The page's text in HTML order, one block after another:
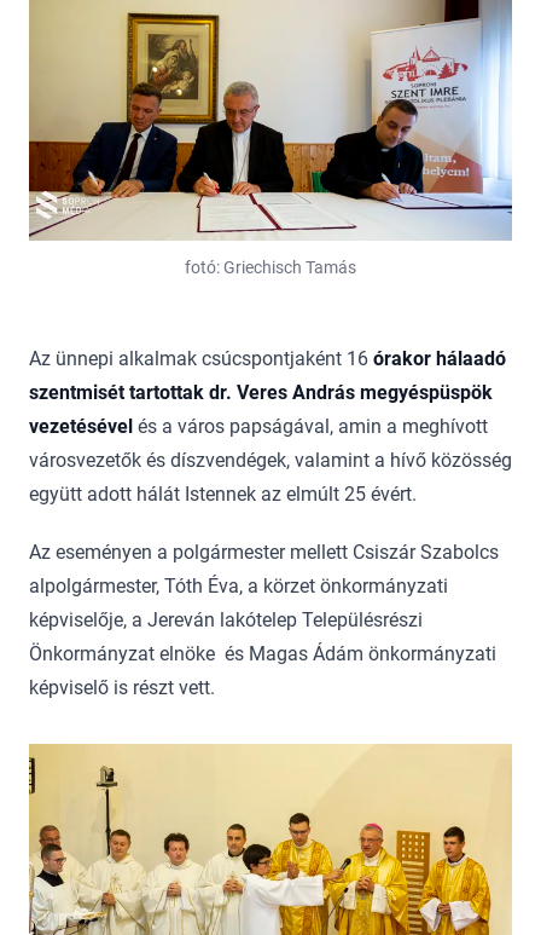
fotó: Griechisch Tamás
Az ünnepi alkalmak csúcspontjaként 16 órakor hálaadó
szentmisét tartottak dr. Veres András megyéspüspök
vezetésével és a város papságával, amin a meghívott
városvezetők és díszvendégek, valamint a hívő közösség
együtt adott hálát Istennek az elmúlt 25 évért.
Az eseményen a polgármester mellett Csiszár Szabolcs
alpolgármester, Tóth Éva, a körzet önkormányzati
képviselője, a Jereván lakótelep Településrészi
Önkormányzat elnöke és Magas Ádám önkormányzati
képviselő is részt vett.